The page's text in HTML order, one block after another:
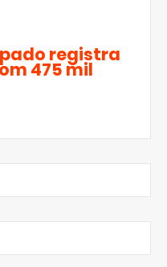
registra
475 mil